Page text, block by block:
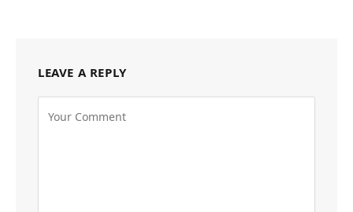
LEAVE A REPLY